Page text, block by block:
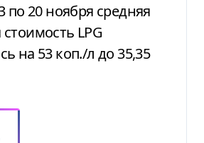
по 20 ноября средняя
LPG
на 53 коп./л до 35,35